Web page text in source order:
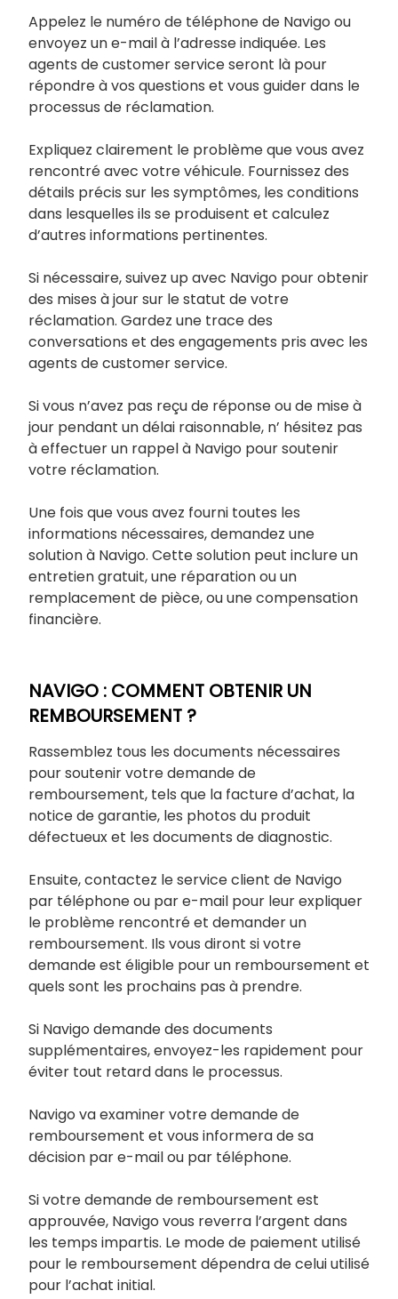
Appelez le numéro de téléphone de Navigo ou
envoyez un e-mail à l’adresse indiquée. Les
agents de customer service seront là pour
répondre à vos questions et vous guider dans le
processus de réclamation.
Expliquez clairement le problème que vous avez
rencontré avec votre véhicule. Fournissez des
détails précis sur les symptômes, les conditions
dans lesquelles ils se produisent et calculez
d’autres informations pertinentes.
Si nécessaire, suivez up avec Navigo pour obtenir
des mises à jour sur le statut de votre
réclamation. Gardez une trace des
conversations et des engagements pris avec les
agents de customer service.
Si vous n’avez pas reçu de réponse ou de mise à
jour pendant un délai raisonnable, n’ hésitez pas
à effectuer un rappel à Navigo pour soutenir
votre réclamation.
Une fois que vous avez fourni toutes les
informations nécessaires, demandez une
solution à Navigo. Cette solution peut inclure un
entretien gratuit, une réparation ou un
remplacement de pièce, ou une compensation
financière.
NAVIGO : COMMENT OBTENIR UN
REMBOURSEMENT ?
Rassemblez tous les documents nécessaires
pour soutenir votre demande de
remboursement, tels que la facture d’achat, la
notice de garantie, les photos du produit
défectueux et les documents de diagnostic.
Ensuite, contactez le service client de Navigo
par téléphone ou par e-mail pour leur expliquer
le problème rencontré et demander un
remboursement. Ils vous diront si votre
demande est éligible pour un remboursement et
quels sont les prochains pas à prendre.
Si Navigo demande des documents
supplémentaires, envoyez-les rapidement pour
éviter tout retard dans le processus.
Navigo va examiner votre demande de
remboursement et vous informera de sa
décision par e-mail ou par téléphone.
Si votre demande de remboursement est
approuvée, Navigo vous reverra l’argent dans
les temps impartis. Le mode de paiement utilisé
pour le remboursement dépendra de celui utilisé
pour l’achat initial.